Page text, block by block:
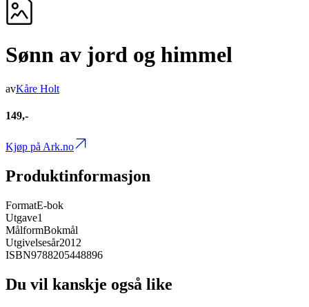
Sønn av jord og himmel
avKåre Holt
149,-
Kjøp på Ark.no
Produktinformasjon
FormatE-bok
Utgave1
MålformBokmål
Utgivelsesår2012
ISBN9788205448896
Du vil kanskje også like